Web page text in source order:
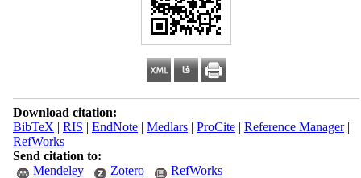
Download citation:
BibTeX | RIS | EndNote| Medlars| ProCite| Reference Manager|
RefWorks
Send citation to:
Mendeley
Zotero RefWorks